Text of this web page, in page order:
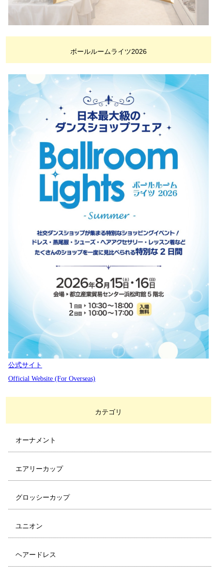
ボールルームライツ2026
公式サイト
Official Website (For Overseas)
カテゴリ
オーナメント
エアリーカップ
グロッシーカップ
ユニオン
ヘアードレス